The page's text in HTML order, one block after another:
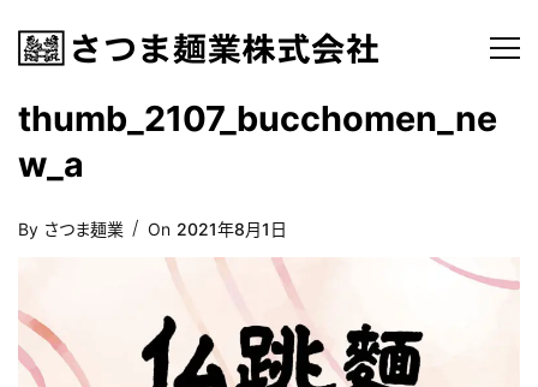
thumb_2107_bucchomen_ne
w_a
By さつま麺業
Posted
On
On 2021年8月1日